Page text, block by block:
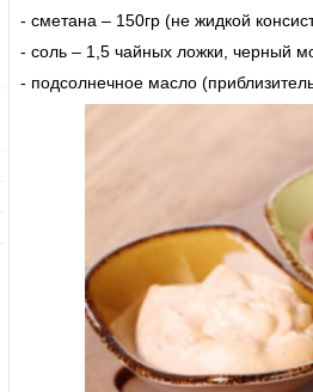
- сметана – 150гр (не жидкой
- соль – 1,5 чайных ложки, черный
- подсолнечное масло